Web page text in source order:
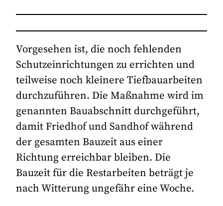
Vorgesehen ist, die noch fehlenden
Schutzeinrichtungen zu errichten und
teilweise noch kleinere Tiefbauarbeiten
durchzuführen. Die Maßnahme wird im
genannten Bauabschnitt durchgeführt,
damit Friedhof und Sandhof während
der gesamten Bauzeit aus einer
Richtung erreichbar bleiben. Die
Bauzeit für die Restarbeiten beträgt je
nach Witterung ungefähr eine Woche.